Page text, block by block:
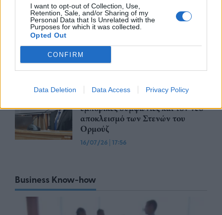
I want to opt-out of Collection, Use,
Retention, Sale, and/or Sharing of my
Personal Data that Is Unrelated with the
Purposes for which it was collected.
Opted Out
CONFIRM
Data Deletion Data Access Privacy Policy
Ο GR.EC.A. έλαβε μέρος στο 21st
Round Table Discussion σχετικά
παράνομου ηλεκτρονικού
εμπορίου
21/07/26|11:34
ΕΒΕΠ: Το τίμημα της
εμπορικές συμφωνίες και τον νέο
αποκλεισμό των Στενών του
Ορμούζ
16/07/26 | 17:56
Business Know-how